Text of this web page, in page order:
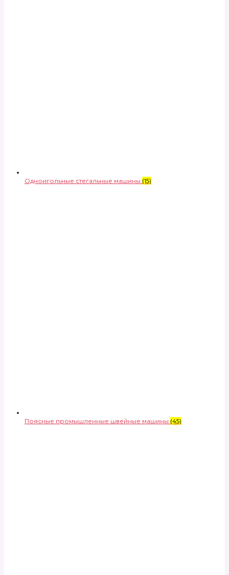
Одноигольные стегальные машины (15)
Поясные промышленные швейные машины (45)